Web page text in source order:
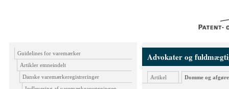
Guidelines for varemærker
Artikler emneindelt
Danske varemærkeregistreringer
Advokater og
Artikel Domme og